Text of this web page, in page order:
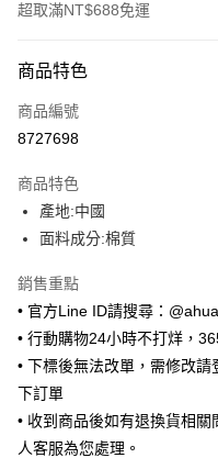
超取滿NT$688免運
信用卡一次付款
超商取貨付款
Apple Pay
街口支付
悠遊付
ATM付款
全家取貨付款
每筆NT$65，滿NT$688(含以
商品特色
商品編號
8727698
商品特色
產地:中國
面料成分:棉質
銷售重點
• 官方Line ID請搜尋：
• 行動購物24小時不打烊，
• 下標後無法改單，需修改
下訂單
• 收到商品後如有退換貨相
人客服為您處理。